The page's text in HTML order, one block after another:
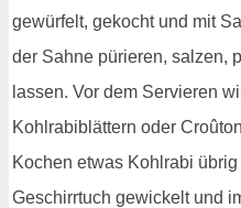
gewürfelt, gekocht und mit
der Sahne pürieren, salzen,
lassen. Vor dem Servieren
Kohlrabiblättern oder
Kochen etwas Kohlrabi
Geschirrtuch gewickelt und